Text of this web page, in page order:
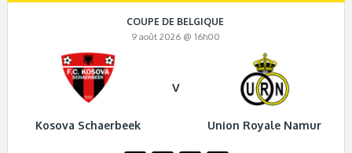
COUPE DE BELGIQUE
9 août 2026 @ 16h00
Kosova Schaerbeek
V
Union Royale Namur